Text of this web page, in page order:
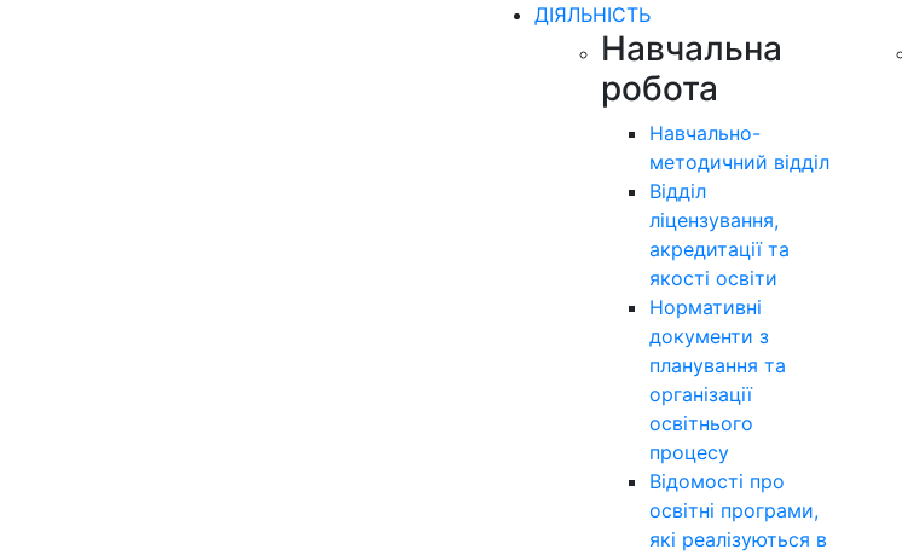
ДІЯЛЬНІСТЬ
Навчальна
робота
Навчально-
методичний відділ
Відділ
ліцензування,
акредитації та
якості освіти
Нормативні
документи з
планування та
організації
освітнього
процесу
Відомості про
освітні програми,
які реалізуються в